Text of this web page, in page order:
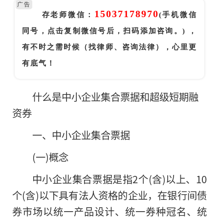
存老师微信： 15037178970(手机微信
同号，点击复制微信号后，扫码添加咨询。) ，
有不时之需时候（找律师、咨询法律），心里更
有底气！
广告
什么是中小企业集合票据和超级短期融
资券
一、中小企业集合票据
(一)概念
中小企业集合票据是指2个(含)以上、10
个(含)以下具有法人资格的企业，在银行间债
券市场以统一产品设计、统一券种冠名、统